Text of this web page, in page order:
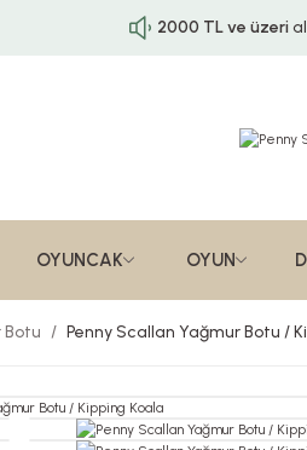
2000 TL ve üzeri
OYUNCAK OYUN
Botu Penny Scallan Yağmur Botu /